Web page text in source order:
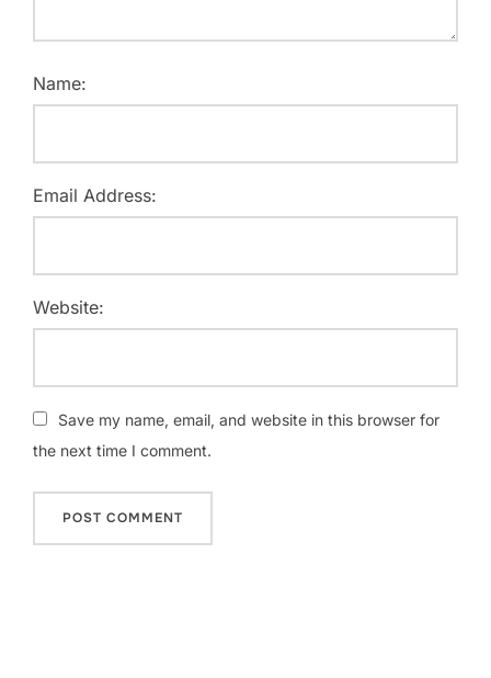
Name:
Email Address:
Website:
Save my name, email, and website in this browser for
the next time I comment.